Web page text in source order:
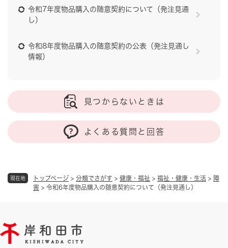
現在地 トップページ > 分類でさがす > 健康・福祉 > 福祉・健康・生活 > 障
害 > 令和6年度物品購入の随意契約について（発注見通し）
令和7年度物品購入の随意契約について（発注見通
し）
令和8年度物品購入の随意契約の公表（発注見通し
情報）
見つからないときは
よくある質問と回答